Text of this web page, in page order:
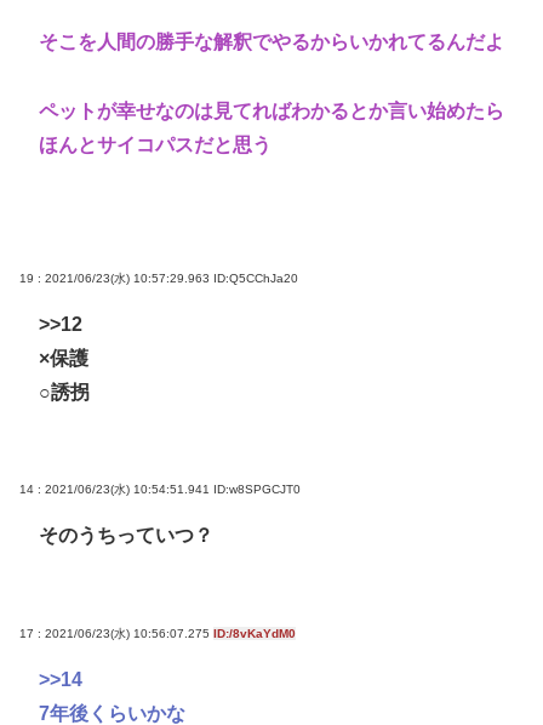
そこを人間の勝手な解釈でやるからいかれてるんだよ
ペットが幸せなのは見てればわかるとか言い始めたら
ほんとサイコパスだと思う
19 : 2021/06/23(水) 10:57:29.963 ID:Q5CChJa20
>>12
×保護
○誘拐
14 : 2021/06/23(水) 10:54:51.941 ID:w8SPGCJT0
そのうちっていつ？
17 : 2021/06/23(水) 10:56:07.275 ID:/8vKaYdM0
>>14
7年後くらいかな